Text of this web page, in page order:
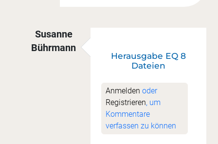
Susanne
Bührmann
Vorlagen in EQ8von Monika
Herausgabe EQ 8
Dateien
Anmelden oder
Registrieren, um
Kommentare
verfassen zu können